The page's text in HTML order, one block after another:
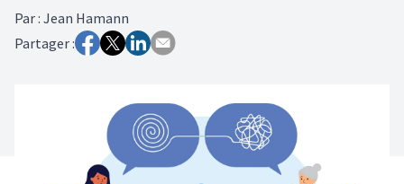
Par: Jean Hamann
Partager :